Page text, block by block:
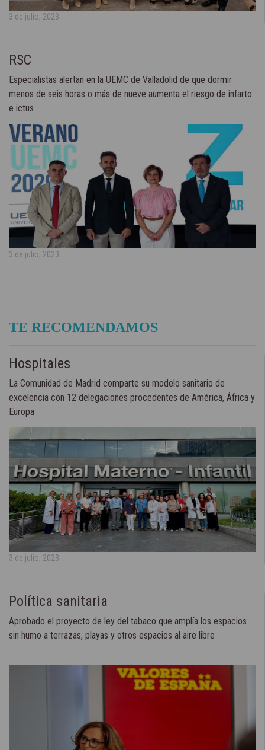
3 de julio, 2023
RSC
Especialistas alertan en la UEMC de Valladolid de que dormir
menos de seis horas o más de nueve aumenta el riesgo de infarto
e ictus
3 de julio, 2023
TE RECOMENDAMOS
Hospitales
La Comunidad de Madrid comparte su modelo sanitario de
excelencia con 12 delegaciones procedentes de América, África y
Europa
3 de julio, 2023
Política sanitaria
Aprobado el proyecto de ley del tabaco que amplía los espacios
sin humo a terrazas, playas y otros espacios al aire libre